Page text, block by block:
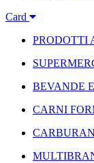
Card
PRODOTTI
BEVANDE
CARNI